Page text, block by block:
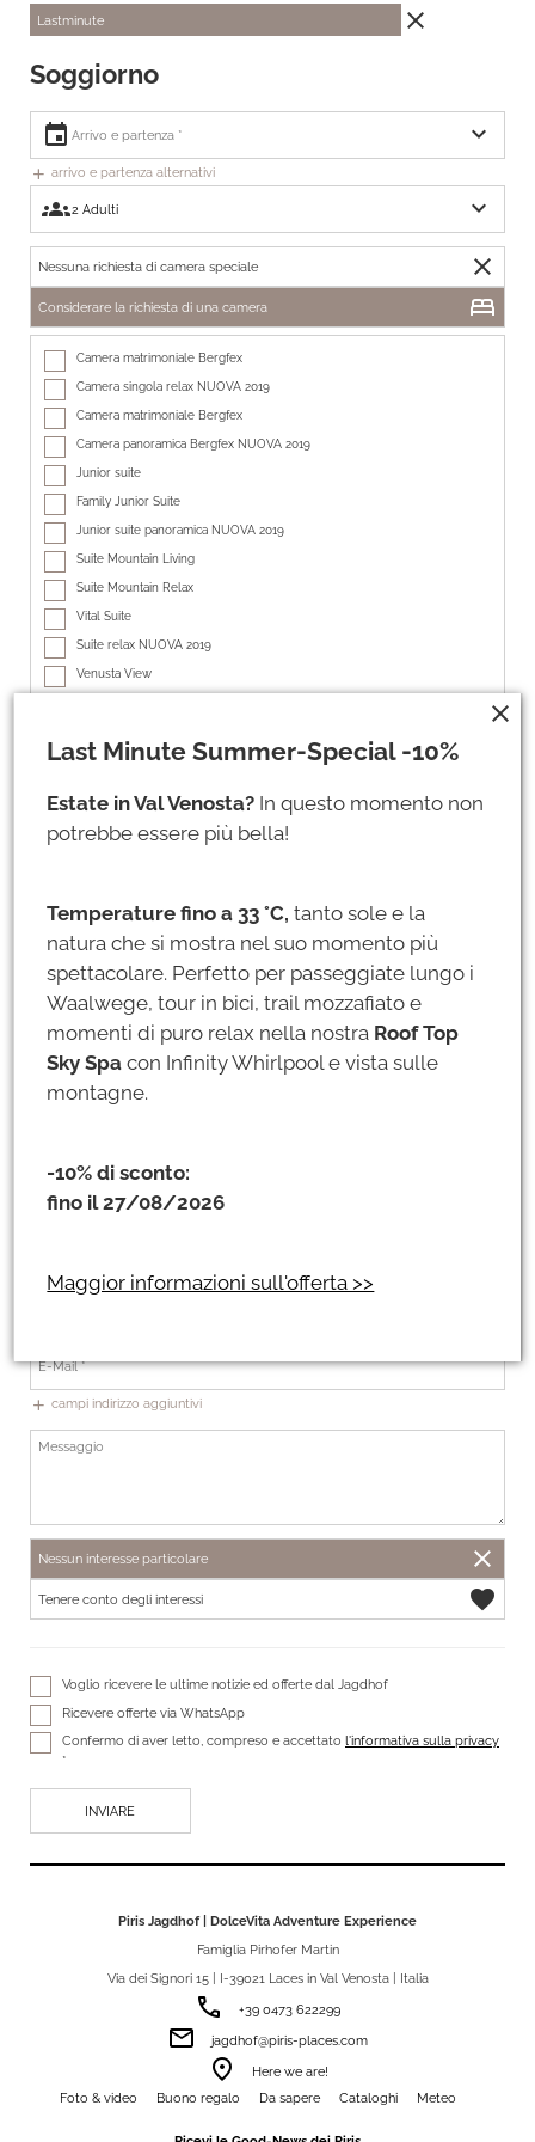
Lastminute close
Soggiorno
event expand_more
add arrivo e partenza alternativi
groups expand_more
Nessuna richiesta di camera speciale close
Considerare la richiesta di una camera bed
Camera matrimoniale Bergfex
Camera singola relax NUOVA 2019
Camera matrimoniale Bergfex
Camera panoramica Bergfex NUOVA 2019
Junior suite
Family Junior Suite
Junior suite panoramica NUOVA 2019
Suite Mountain Living
Suite Mountain Relax
Vital Suite
Suite relax NUOVA 2019
Venusta View
Suite Hubertus
Suite wellness NUOVA 2019
add Aggiungi soggiorno
Dati personali
Titolo *
In modo da potervi consigliare personalmente!
add campi indirizzo aggiuntivi
Nessun interesse particolare close
Tenere conto degli interessi favorite
Voglio ricevere le ultime notizie ed offerte dal Jagdhof
Ricevere offerte via WhatsApp
Confermo di aver letto, compreso e accettato l'informativa sulla privacy
*
Piris Jagdhof | DolceVita Adventure Experience
Famiglia Pirhofer Martin
Via dei Signori 15 | I-39021 Laces in Val Venosta | Italia
phone +39 0473 622299
email jagdhof@piris-places.com
room
Here we are!
Foto & video
Buono regalo Da sapere Cataloghi Meteo
Last Minute Summer-Special -10%
Estate in Val Venosta? In questo momento non
potrebbe essere più bella!
Temperature fino a 33 °C, tanto sole e la
natura che si mostra nel suo momento più
spettacolare. Perfetto per passeggiate lungo i
Waalwege, tour in bici, trail mozzafiato e
momenti di puro relax nella nostra Roof Top
Sky Spa con Infinity Whirlpool e vista sulle
montagne.
-10% di sconto:
fino il 27/08/2026
Maggior informazioni sull'offerta >>
close